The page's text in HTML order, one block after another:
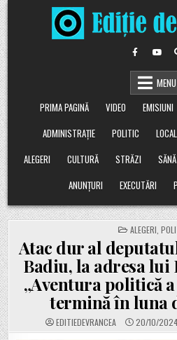
Skip
to
content
MENU
PRIMA PAGINĂ
VIDEO EMISIUNI
ADMINISTRAȚIE
POLITIC LOCAL
ALEGERI
CULTURĂ STRĂZI
ANUNȚURI
EXECUTĂRI
POSTED
IN
ALEGERI
Atac dur al
Badiu, la adresa lui
„Aventura politică
termină în luna
EDITIEDEVRANCEA 20/10/